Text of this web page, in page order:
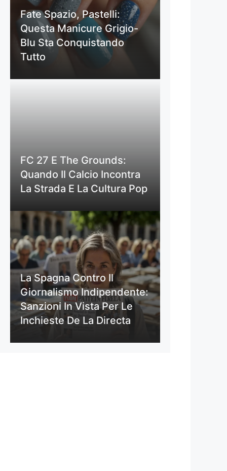
Fate Spazio, Pastelli:
Questa Manicure Grigio-
Blu Sta Conquistando
Tutto
FC 27 E The Grounds:
Quando Il Calcio Incontra
La Strada E La Cultura Pop
La Spagna Contro Il
Giornalismo Indipendente:
Sanzioni In Vista Per Le
Inchieste De La Directa